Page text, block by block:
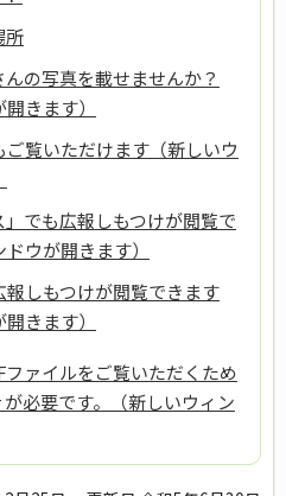
所
の写真を載せませんか？
きます）
覧いただけます（新しいウ
」でも広報しもつけが閲覧で
ウが開きます）
報しもつけが閲覧できます
きます）
ファイルをご覧いただくため
必要です。（新しいウィン